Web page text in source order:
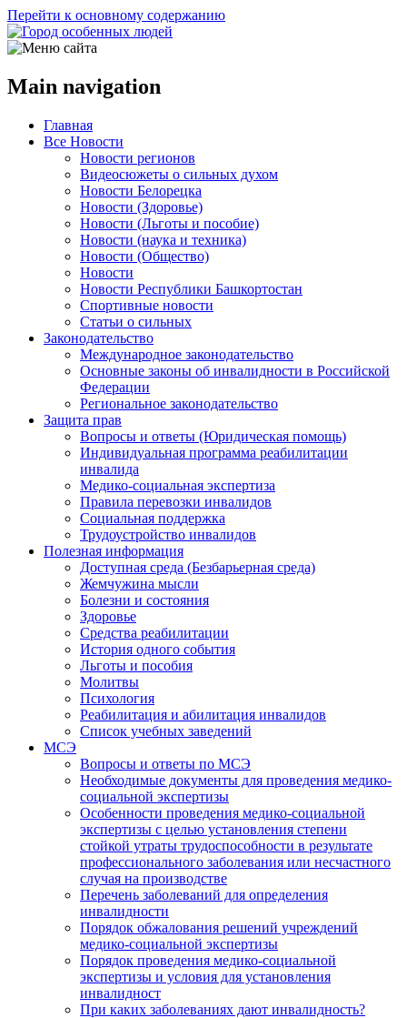
Перейти к основному содержанию
Main navigation
Главная
Все Новости
Новости регионов
Видеосюжеты о сильных духом
Новости Белорецка
Новости (Здоровье)
Новости (Льготы и пособие)
Новости (наука и техника)
Новости (Общество)
Новости
Новости Республики Башкортостан
Спортивные новости
Статьи о сильных
Законодательство
Международное законодательство
Основные законы об инвалидности в Российской
Федерации
Региональное законодательство
Защита прав
Вопросы и ответы (Юридическая помощь)
Индивидуальная программа реабилитации
инвалида
Медико-социальная экспертиза
Правила перевозки инвалидов
Социальная поддержка
Трудоустройство инвалидов
Полезная информация
Доступная среда (Безбарьерная среда)
Жемчужина мысли
Болезни и состояния
Здоровье
Средства реабилитации
История одного события
Льготы и пособия
Молитвы
Психология
Реабилитация и абилитация инвалидов
Список учебных заведений
МСЭ
Вопросы и ответы по МСЭ
Необходимые документы для проведения медико-
социальной экспертизы
Особенности проведения медико-социальной
экспертизы с целью установления степени
стойкой утраты трудоспособности в результате
профессионального заболевания или несчастного
случая на производстве
Перечень заболеваний для определения
инвалидности
Порядок обжалования решений учреждений
медико-социальной экспертизы
Порядок проведения медико-социальной
экспертизы и условия для установления
инвалидност
При каких заболеваниях дают инвалидность?